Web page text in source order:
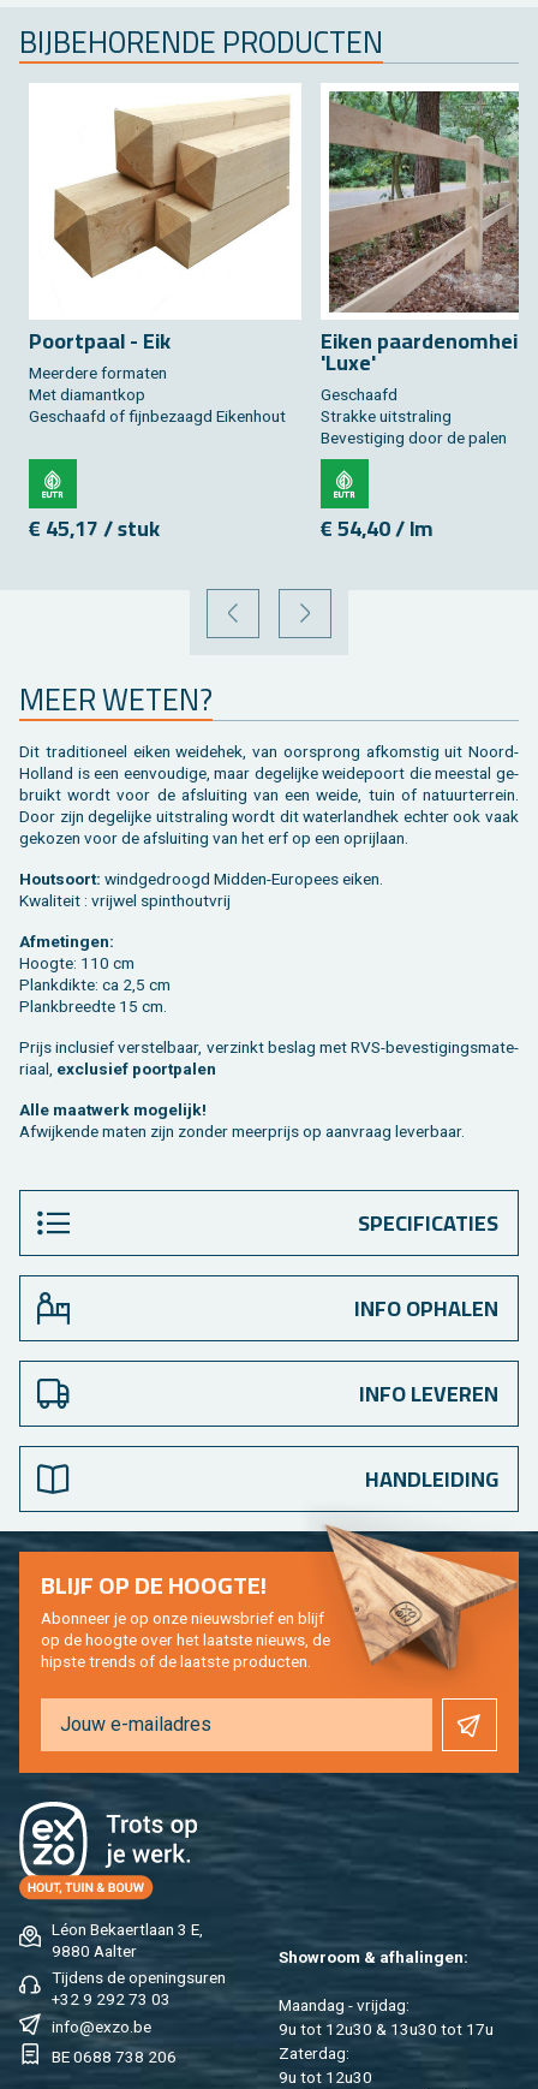
BIJ­BE­HO­REN­DE PRO­DUC­TEN
Poort­paal - Eik
Meer­de­re for­ma­ten
Met dia­mant­kop
Ge­schaafd of fijn­be­zaagd Ei­ken­hout
€ 45,17 / stuk
Eiken
'Luxe'
Ge­schaafd
Strak­ke uit­stra­ling
Be­ves­ti­ging door de palen
€ 54,40 / lm
VORIGE VOLGENDE
MEER WETEN?
Dit tra­di­ti­o­neel eiken wei­de­hek, van oor­sprong af­kom­stig uit Noord-
Hol­land is een een­vou­di­ge, maar de­ge­lij­ke wei­de­poort die mee­st­al ge­
bruikt wordt voor de af­slui­ting van een weide, tuin of na­tuur­ter­rein.
Door zijn de­ge­lij­ke uit­stra­ling wordt dit wa­ter­land­hek ech­ter ook vaak
ge­ko­zen voor de af­slui­ting van het erf op een op­rij­laan.
Hout­soort: wind­ge­droogd Mid­den-Eu­ro­pees eiken.
Kwa­li­teit : vrij­wel spint­hout­vrij
Af­me­tin­gen:
Hoog­te: 110 cm
Plank­dik­te: ca 2,5 cm
Plank­breed­te 15 cm.
Prijs in­clu­sief ver­stel­baar, ver­zinkt be­slag met RVS-be­ves­ti­gings­ma­te­
ri­aal, ex­clu­sief poort­pa­len
Alle maat­werk mo­ge­lijk!
Af­wij­ken­de maten zijn zon­der meer­prijs op aan­vraag le­ver­baar.
SPECIFICATIES
INFO OPHALEN
INFO LEVEREN
HANDLEIDING
Léon Be­kaert­laan 3 E,
9880 Aal­ter
Tij­dens de ope­nings­uren
+32 9 292 73 03
info@​exzo.​be
BE 0688 738 206
Show­room & af­ha­lin­gen:
Maan­dag - vrij­dag:
9u tot 12u30 & 13u30 tot 17u
Za­ter­dag:
9u tot 12u30
BLIJF OP DE HOOG­TE!
Abon­neer je op onze nieuws­brief en blijf
op de hoog­te over het laat­ste nieuws, de
hip­s­te trends of de laat­ste pro­duc­ten.